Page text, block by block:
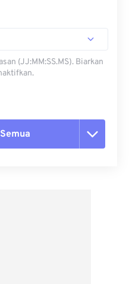
(JJ:MM:SS.MS). Biarkan